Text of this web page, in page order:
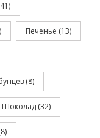
Печенье (13)
(8)
Шоколад (32)